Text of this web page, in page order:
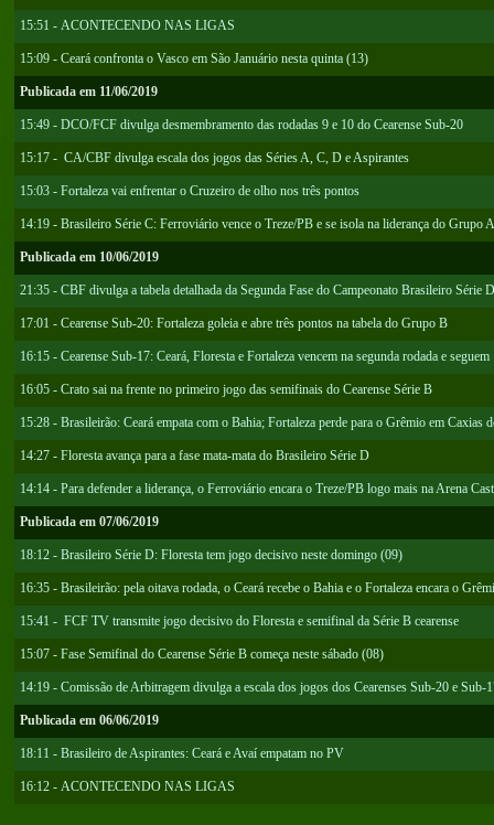
15:51 - ACONTECENDO NAS LIGAS
15:09 - Ceará confronta o Vasco em São Januário nesta quinta (13)
Publicada em 11/06/2019
15:49 - DCO/FCF divulga desmembramento das rodadas 9 e 10 do Cearense Sub-20
15:17 - CA/CBF divulga escala dos jogos das Séries A, C, D e Aspirantes
15:03 - Fortaleza vai enfrentar o Cruzeiro de olho nos três pontos
14:19 - Brasileiro Série C: Ferroviário vence o Treze/PB e se isola na liderança do Grupo A
Publicada em 10/06/2019
21:35 - CBF divulga a tabela detalhada da Segunda Fase do Campeonato Brasileiro Série D
17:01 - Cearense Sub-20: Fortaleza goleia e abre três pontos na tabela do Grupo B
16:15 - Cearense Sub-17: Ceará, Floresta e Fortaleza vencem na segunda rodada e
16:05 - Crato sai na frente no primeiro jogo das semifinais do Cearense Série B
15:28 - Brasileirão: Ceará empata com o Bahia; Fortaleza perde para o Grêmio em Caxias
14:27 - Floresta avança para a fase mata-mata do Brasileiro Série D
14:14 - Para defender a liderança, o Ferroviário encara o Treze/PB logo mais na Arena
Publicada em 07/06/2019
18:12 - Brasileiro Série D: Floresta tem jogo decisivo neste domingo (09)
16:35 - Brasileirão: pela oitava rodada, o Ceará recebe o Bahia e o Fortaleza encara o
15:41 - FCF TV transmite jogo decisivo do Floresta e semifinal da Série B cearense
15:07 - Fase Semifinal do Cearense Série B começa neste sábado (08)
14:19 - Comissão de Arbitragem divulga a escala dos jogos dos Cearenses Sub-20 e Sub-
Publicada em 06/06/2019
18:11 - Brasileiro de Aspirantes: Ceará e Avaí empatam no PV
16:12 - ACONTECENDO NAS LIGAS